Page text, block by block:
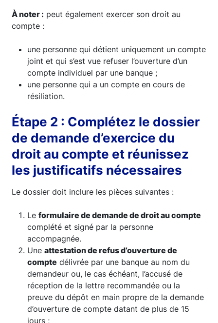
À noter : peut également exercer son droit au
compte :
une personne qui détient uniquement un compte
joint et qui s’est vue refuser l’ouverture d’un
compte individuel par une banque ;
une personne qui a un compte en cours de
résiliation.
Étape 2 : Complétez le dossier
de demande d’exercice du
droit au compte et réunissez
les justificatifs nécessaires
Le dossier doit inclure les pièces suivantes :
Le formulaire de demande de droit au compte
complété et signé par la personne
accompagnée.
Une attestation de refus d’ouverture de
compte délivrée par une banque au nom du
demandeur ou, le cas échéant, l’accusé de
réception de la lettre recommandée ou la
preuve du dépôt en main propre de la demande
d’ouverture de compte datant de plus de 15
jours ;